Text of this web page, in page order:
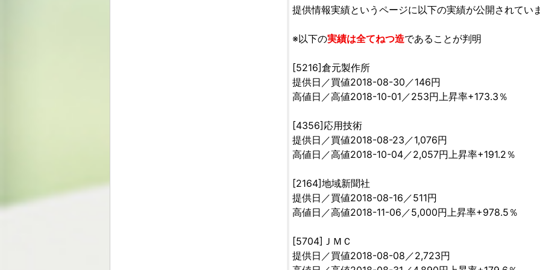
提供情報実績というページに以下の実績が公開されてい
※以下の実績は全てねつ造であることが判明
[5216]倉元製作所
提供日／買値2018-08-30／146円
高値日／高値2018-10-01／253円上昇率+173.3％
[4356]応用技術
提供日／買値2018-08-23／1,076円
高値日／高値2018-10-04／2,057円上昇率+191.2％
[2164]地域新聞社
提供日／買値2018-08-16／511円
高値日／高値2018-11-06／5,000円上昇率+978.5％
[5704]ＪＭＣ
提供日／買値2018-08-08／2,723円